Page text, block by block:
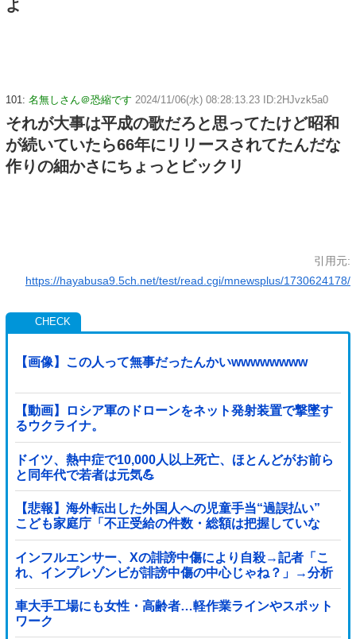
よ
101: 名無しさん＠恐縮です 2024/11/06(水) 08:28:13.23 ID:2HJvzk5a0
それが大事は平成の歌だろと思ってたけど昭和
が続いていたら66年にリリースされてたんだな
作りの細かさにちょっとビックリ
引用元:
https://hayabusa9.5ch.net/test/read.cgi/mnewsplus/1730624178/
【画像】この人って無事だったんかいwwwwwwww
【動画】ロシア軍のドローンをネット発射装置で撃墜す
るウクライナ。
ドイツ、熱中症で10,000人以上死亡、ほとんどがお前ら
と同年代で若者は元気💪
【悲報】海外転出した外国人への児童手当“過誤払い”
こども家庭庁「不正受給の件数・総額は把握していな
い」
インフルエンサー、Xの誹謗中傷により自殺→記者「こ
れ、インプレゾンビが誹謗中傷の中心じゃね？」→分析
していくとヤバイ真実が浮かび上がる他
車大手工場にも女性・高齢者…軽作業ラインやスポット
ワーク